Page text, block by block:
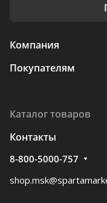
Компания
Покупателям
Каталог товаров
Контакты
8-800-5000-757